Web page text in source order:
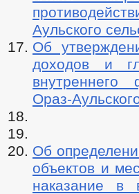
Аульского
Об
доходов и
внутреннего
Ораз-
Об
объектов и
наказание в